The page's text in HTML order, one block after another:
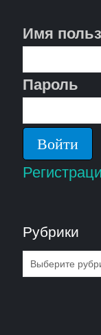
Имя
Пароль
Рубрики
Рубрики